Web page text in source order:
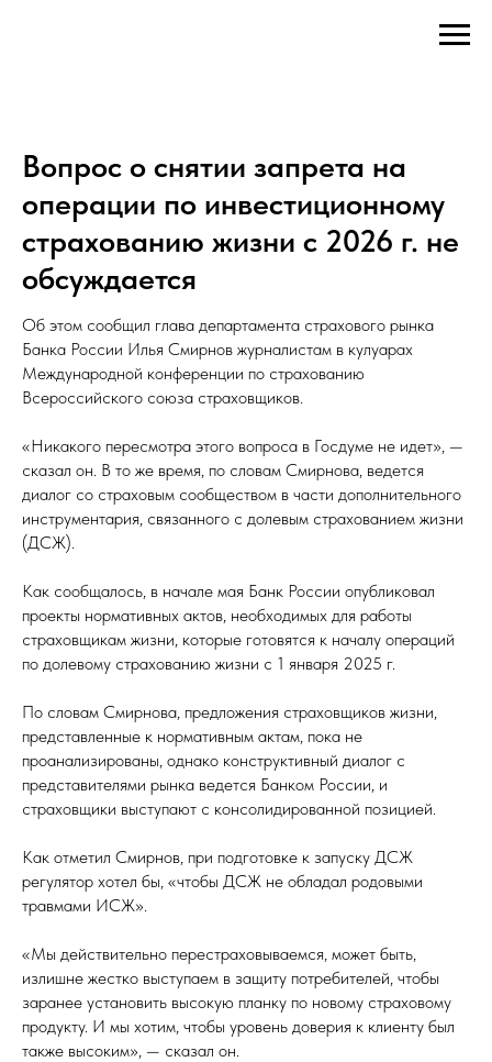
Вопрос о снятии запрета на
операции по инвестиционному
страхованию жизни с 2026 г. не
обсуждается
Об этом сообщил глава департамента страхового рынка
Банка России Илья Смирнов журналистам в кулуарах
Международной конференции по страхованию
Всероссийского союза страховщиков.
«Никакого пересмотра этого вопроса в Госдуме не идет», —
сказал он. В то же время, по словам Смирнова, ведется
диалог со страховым сообществом в части дополнительного
инструментария, связанного с долевым страхованием жизни
(ДСЖ).
Как сообщалось, в начале мая Банк России опубликовал
проекты нормативных актов, необходимых для работы
страховщикам жизни, которые готовятся к началу операций
по долевому страхованию жизни с 1 января 2025 г.
По словам Смирнова, предложения страховщиков жизни,
представленные к нормативным актам, пока не
проанализированы, однако конструктивный диалог с
представителями рынка ведется Банком России, и
страховщики выступают с консолидированной позицией.
Как отметил Смирнов, при подготовке к запуску ДСЖ
регулятор хотел бы, «чтобы ДСЖ не обладал родовыми
травмами ИСЖ».
«Мы действительно перестраховываемся, может быть,
излишне жестко выступаем в защиту потребителей, чтобы
заранее установить высокую планку по новому страховому
продукту. И мы хотим, чтобы уровень доверия к клиенту был
также высоким», — сказал он.